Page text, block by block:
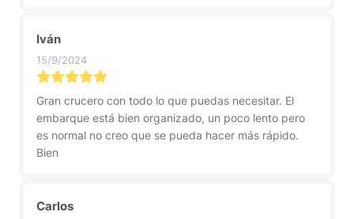
Iván
15/9/2024
Gran crucero con todo lo que puedas necesitar. El
embarque está bien organizado, un poco lento pero
es normal no creo que se pueda hacer más rápido.
Bien
Carlos